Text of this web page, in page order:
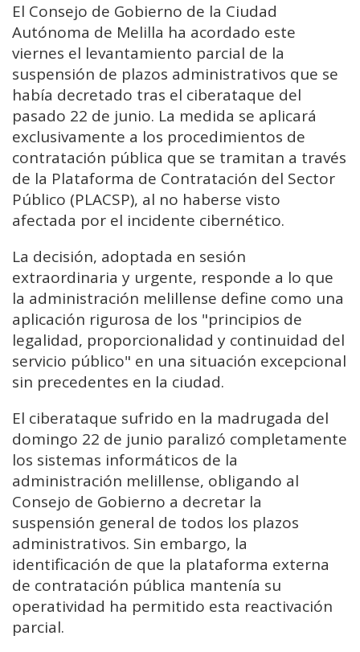
El Consejo de Gobierno de la Ciudad
Autónoma de Melilla ha acordado este
viernes el levantamiento parcial de la
suspensión de plazos administrativos que se
había decretado tras el ciberataque del
pasado 22 de junio. La medida se aplicará
exclusivamente a los procedimientos de
contratación pública que se tramitan a través
de la Plataforma de Contratación del Sector
Público (PLACSP), al no haberse visto
afectada por el incidente cibernético.
La decisión, adoptada en sesión
extraordinaria y urgente, responde a lo que
la administración melillense define como una
aplicación rigurosa de los "principios de
legalidad, proporcionalidad y continuidad del
servicio público" en una situación excepcional
sin precedentes en la ciudad.
El ciberataque sufrido en la madrugada del
domingo 22 de junio paralizó completamente
los sistemas informáticos de la
administración melillense, obligando al
Consejo de Gobierno a decretar la
suspensión general de todos los plazos
administrativos. Sin embargo, la
identificación de que la plataforma externa
de contratación pública mantenía su
operatividad ha permitido esta reactivación
parcial.